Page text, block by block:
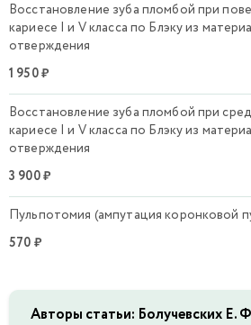
Восстановление зуба пломбой при
кариесе I и V класса по Блэку из
отверждения
1 950 ₽
Восстановление зуба пломбой при
кариесе I и V класса по Блэку из
отверждения
3 900 ₽
Пульпотомия (ампутация коронковой
570 ₽
Авторы статьи: Болучевских